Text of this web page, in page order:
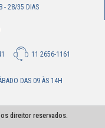
- 28/35 DIAS
11 2656-1161
DAS 09 ÀS 14H
direitor reservados.